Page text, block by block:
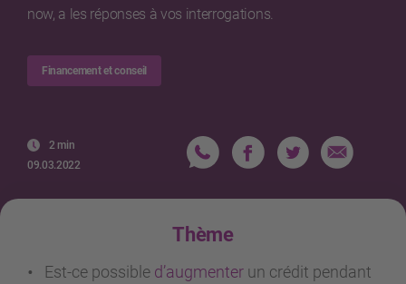
now, a les réponses à vos interrogations.
Financement et conseil
2 min
09.03.2022
Thème
Est-ce possible d’augmenter un crédit pendant